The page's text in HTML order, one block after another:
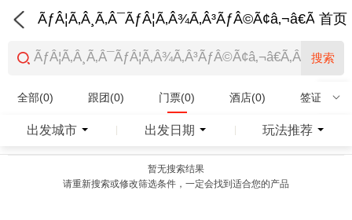
首页
搜索
全部(0) 跟团(0) 门票(0) 酒店(0) 签证(0)
特产商品(0)
出发城市 出发日期 玩法推荐
暂无搜索结果
请重新搜索或修改筛选条件，一定会找到适合您的产品